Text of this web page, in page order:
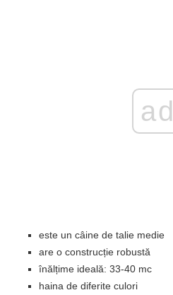
ad
este un câine de talie medie
are o construcție robustă
înălțime ideală: 33-40 mc
haina de diferite culori